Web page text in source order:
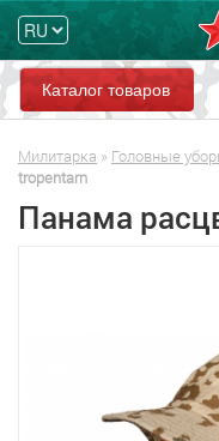
Каталог товаров
Милитарка » Головные
tropentarn
Панама